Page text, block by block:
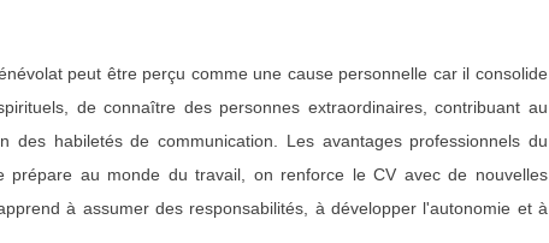
peut être perçu comme une cause personnelle car il consolide
de connaître des personnes extraordinaires, contribuant au
des habiletés de communication. Les avantages professionnels du
prépare au monde du travail, on renforce le CV avec de nouvelles
à assumer des responsabilités, à développer l'autonomie et à